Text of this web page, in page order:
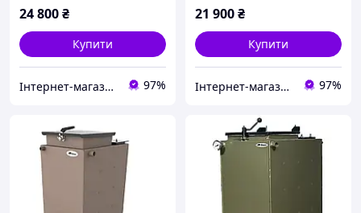
24 800₴
Купити
Інтернет-магазин "Ochag" 97%
21 900₴
Купити
Інтернет-магазин "Ochag" 97%